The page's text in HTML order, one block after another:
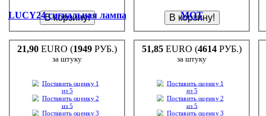
LUCY24 сигнальная лампа
21,90 EURO (1949 РУБ.)
за штуку
MOT
51,85 EURO (4614 РУБ.)
за штуку